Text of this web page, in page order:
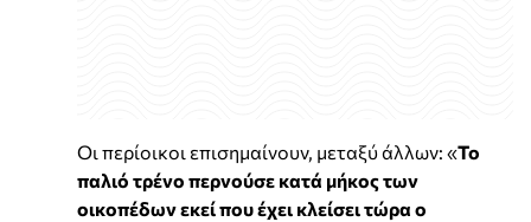
Οι περίοικοι επισημαίνουν, μεταξύ άλλων: «Το
παλιό τρένο περνούσε κατά μήκος των
οικοπέδων εκεί που έχει κλείσει τώρα ο